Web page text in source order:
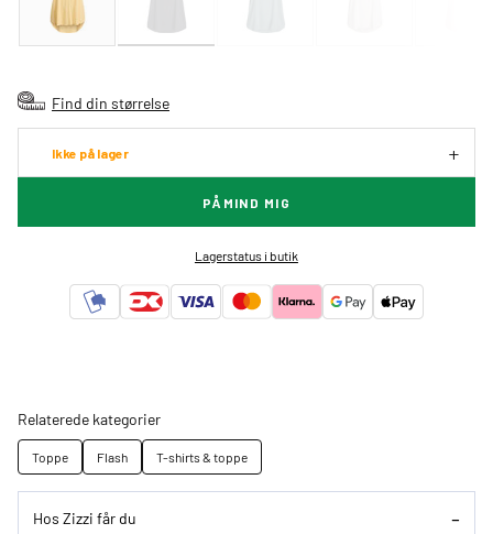
Find din størrelse
Ikke på lager
PÅMIND MIG
Lagerstatus i butik
Relaterede kategorier
Toppe Flash T-shirts & toppe
Hos Zizzi får du